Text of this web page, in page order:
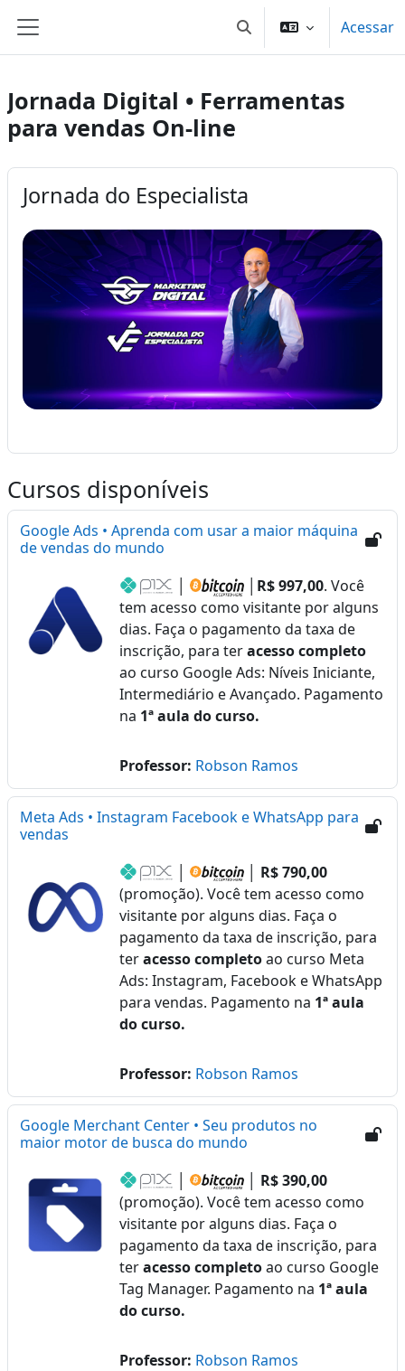
Painel lateral Alternar entrada deAcessar
Jornada Digital • Ferramentas
para vendas On-line
Jornada do Especialista
Cursos disponíveis
Google Ads • Aprenda com usar a maior máquina
de vendas do mundo
R$ 997,00. Você
tem acesso como visitante por alguns
dias. Faça o pagamento da taxa de
inscrição, para teracesso completo
ao curso Google Ads: Níveis Iniciante,
Intermediário e Avançado. Pagamento
na 1ª aula do curso.
Professor: Robson Ramos
Meta Ads • Instagram Facebook e WhatsApp para
vendas
R$ 790,00
(promoção). Você tem acesso como
visitante por alguns dias. Faça o
pagamento da taxa de inscrição, para
teracesso completoao curso Meta
Ads: Instagram, Facebook e WhatsApp
para vendas. Pagamento na 1ª aula
do curso.
Professor: Robson Ramos
Google Merchant Center • Seu produtos no
maior motor de busca do mundo
R$ 390,00
(promoção). Você tem acesso como
visitante por alguns dias. Faça o
pagamento da taxa de inscrição, para
teracesso completoao curso Google
Tag Manager. Pagamento na 1ª aula
do curso.
Professor: Robson Ramos